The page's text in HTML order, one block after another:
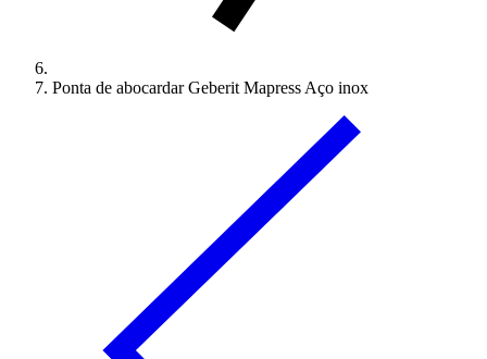
Ponta de abocardar Geberit Mapress Aço inox